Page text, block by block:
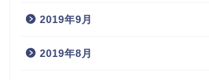
2019年9月
2019年8月